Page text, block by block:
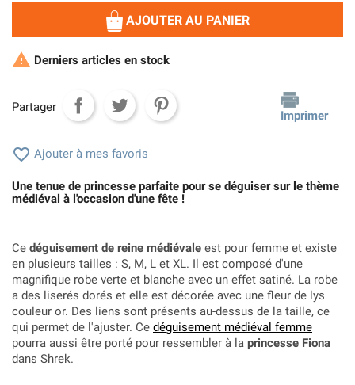
AJOUTER AU PANIER
 Derniers articles en stock
Partager
Imprimer
 Ajouter à mes favoris
Une tenue de princesse parfaite pour se déguiser sur le thème
médiéval à l'occasion d'une fête !
Ce déguisement de reine médiévale est pour femme et existe
en plusieurs tailles : S, M, L et XL. Il est composé d'une
magnifique robe verte et blanche avec un effet satiné. La robe
a des liserés dorés et elle est décorée avec une fleur de lys
couleur or. Des liens sont présents au-dessus de la taille, ce
qui permet de l'ajuster. Ce déguisement médiéval femme
pourra aussi être porté pour ressembler à la princesse Fiona
dans Shrek.